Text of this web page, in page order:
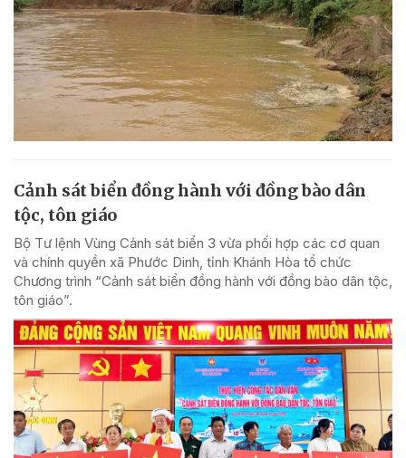
Cảnh sát biển đồng hành với đồng bào dân
tộc, tôn giáo
Bộ Tư lệnh Vùng Cảnh sát biển 3 vừa phối hợp các cơ quan
và chính quyền xã Phước Dinh, tỉnh Khánh Hòa tổ chức
Chương trình “Cảnh sát biển đồng hành với đồng bào dân tộc,
tôn giáo”.